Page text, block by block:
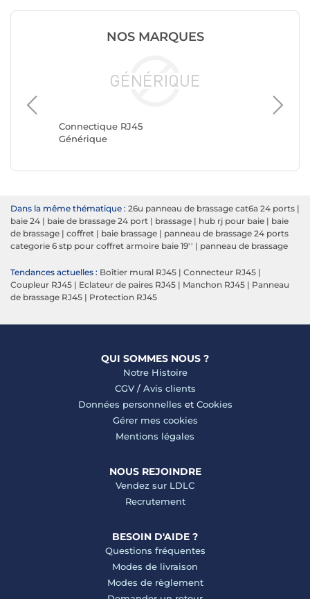
NOS MARQUES
Connectique RJ45
Générique
Goobay
Dans la même thématique : 26u panneau de brassage cat6a 24 ports |
baie 24 | baie de brassage 24 port | brassage | hub rj pour baie | baie
de brassage | coffret | baie brassage | panneau de brassage 24 ports
categorie 6 stp pour coffret armoire baie 19'' | panneau de brassage
Tendances actuelles : Boîtier mural RJ45 | Connecteur RJ45 |
Coupleur RJ45 | Eclateur de paires RJ45 | Manchon RJ45 | Panneau
de brassage RJ45 | Protection RJ45
QUI SOMMES NOUS ?
Notre Histoire
CGV/ Avis clients
Données personnelles et Cookies
Gérer mes cookies
Mentions légales
NOUS REJOINDRE
Vendez sur LDLC
Recrutement
BESOIN D'AIDE ?
Questions fréquentes
Modes de livraison
Modes de règlement